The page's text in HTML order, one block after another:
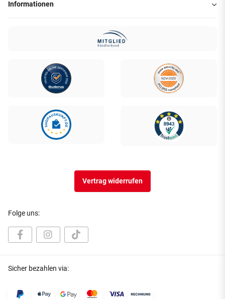
Informationen
Vertrag widerrufen
Folge uns:
Sicher bezahlen via: